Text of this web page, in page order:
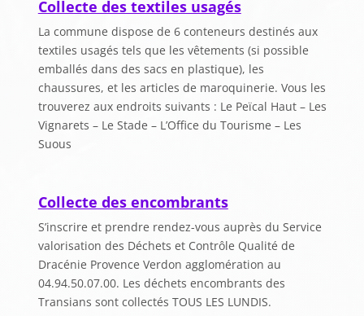
Collecte des textiles usagés
La commune dispose de 6 conteneurs destinés aux
textiles usagés tels que les vêtements (si possible
emballés dans des sacs en plastique), les
chaussures, et les articles de maroquinerie. Vous les
trouverez aux endroits suivants : Le Peïcal Haut – Les
Vignarets – Le Stade – L’Office du Tourisme – Les
Suous
Collecte des encombrants
S’inscrire et prendre rendez-vous auprès du Service
valorisation des Déchets et Contrôle Qualité de
Dracénie Provence Verdon agglomération au
04.94.50.07.00. Les déchets encombrants des
Transians sont collectés TOUS LES LUNDIS.